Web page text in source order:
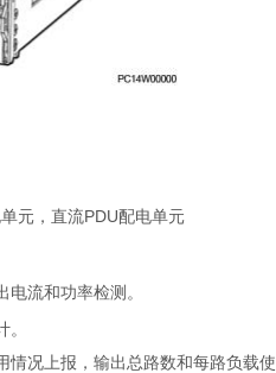
元，直流PDU配电单元
电流和功率检测。
。
情况上报，输出总路数和每路负载使